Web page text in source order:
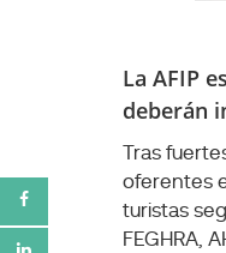
La AFIP
deberán
Tras
oferentes
turistas
FEGHRA,